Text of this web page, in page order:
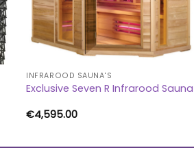
INFRAROOD SAUNA'S
Exclusive Seven R Infrarood Sauna
€4,595.00